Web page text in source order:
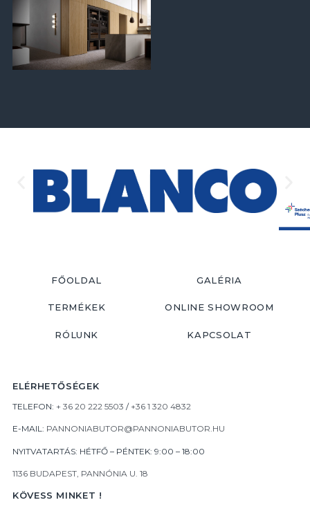
FŐOLDAL
TERMÉKEK
RÓLUNK
GALÉRIA
ONLINE SHOWROOM
KAPCSOLAT
ELÉRHETŐSÉGEK
TELEFON: + 36 20 222 5503 / +36 1 320 4832
E-MAIL: PANNONIABUTOR@PANNONIABUTOR.HU
NYITVATARTÁS: HÉTFŐ – PÉNTEK: 9:00 – 18:00
1136 BUDAPEST, PANNÓNIA U. 18
KÖVESS MINKET !